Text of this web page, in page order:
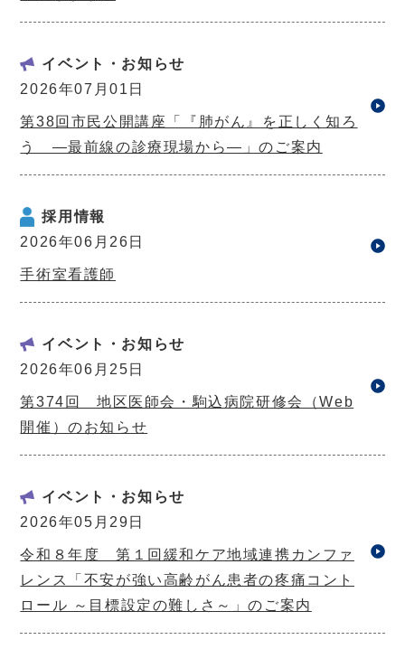
イベント・お知らせ
2026年07月01日
第38回市民公開講座「『肺がん』を正しく知ろ
う ―最前線の診療現場から―」のご案内
採用情報
2026年06月26日
手術室看護師
イベント・お知らせ
2026年06月25日
第374回 地区医師会・駒込病院研修会（Web
開催）のお知らせ
イベント・お知らせ
2026年05月29日
令和８年度 第１回緩和ケア地域連携カンファ
レンス「不安が強い高齢がん患者の疼痛コント
ロール ～目標設定の難しさ～」のご案内